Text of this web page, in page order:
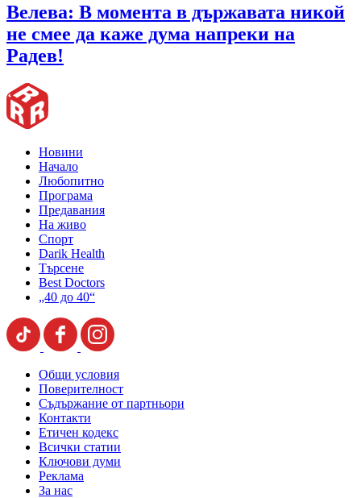
Велева: В момента в държавата никой
не смее да каже дума напреки на
Радев!
Новини
Начало
Любопитно
Програма
Предавания
На живо
Спорт
Darik Health
Търсене
Best Doctors
„40 до 40“
Общи условия
Поверителност
Съдържание от партньори
Контакти
Етичен кодекс
Всички статии
Ключови думи
Реклама
За нас